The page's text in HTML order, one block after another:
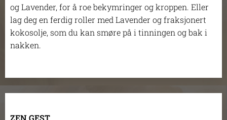
og Lavender, for å roe bekymringer og kroppen. Eller
lag deg en ferdig roller med Lavender og fraksjonert
kokosolje, som du kan smøre på i tinningen og bak i
nakken.
ZEN GEST